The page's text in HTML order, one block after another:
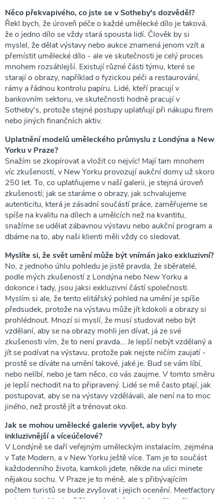
Něco překvapivého, co jste se v Sotheby's dozvěděl?
Řekl bych, že úroveň péče o každé umělecké dílo je taková,
že o jedno dílo se vždy stará spousta lidí. Člověk by si
myslel, že dělat výstavy nebo aukce znamená jenom vzít a
přemístit umělecké dílo - ale ve skutečnosti je celý proces
mnohem rozsáhlejší. Existují různé části týmu, které se
starají o obrazy, například o fyzickou péči a restaurování,
rámy a řádnou kontrolu papíru. Lidé, kteří pracují v
bankovním sektoru, ve skutečnosti hodně pracují v
Sotheby's, protože stejné postupy uplatňují při nákupu firem
nebo jiných finančních aktiv.
Uplatnění modelů uměleckého průmyslu z Londýna a New
Yorku v Praze?
Snažím se zkopírovat a vložit co nejvíc! Mají tam mnohem
víc zkušeností, v New Yorku provozují aukční domy už skoro
250 let. To, co uplatňujeme v naší galerii, je stejná úroveň
zkušeností; jak se staráme o obrazy, jak schvalujeme
autenticitu, která je zásadní součástí práce, zaměřujeme se
spíše na kvalitu na dílech a umělcích než na kvantitu,
snažíme se udělat zábavnou výstavu nebo aukční program a
dbáme na to, aby naši klienti měli vždy co sledovat.
Myslíte si, že svět umění může být vnímán jako exkluzivní?
No, z jednoho úhlu pohledu je jistě pravda, že sběratelé,
podle mých zkušeností z Londýna nebo New Yorku a
dokonce i tady, jsou jaksi exkluzivní částí společnosti.
Myslím si ale, že tento elitářský pohled na umění je spíše
předsudek, protože na výstavu může jít kdokoli a obrazy si
prohlédnout. Mnozí si myslí, že musí studovat nebo být
vzdělaní, aby se na obrazy mohli jen dívat, já ze své
zkušenosti vím, že to není pravda... Je lepší nebýt vzdělaný a
jít se podívat na výstavu, protože pak nejste ničím zaujatí -
prostě se díváte na umění takové, jaké je. Buď se vám líbí,
nebo nelíbí, nebo je tam něco, co vás zaujme. V tomto směru
je lepší nechodit na to připravený. Lidé se mě často ptají, jak
postupovat, aby se na výstavy vzdělávali, ale není na to moc
jiného, než prostě jít a trénovat oko.
Jak se mohou umělecké galerie vyvíjet, aby byly
inkluzivnější a víceúčelové?
V Londýně se daří veřejným uměleckým instalacím, zejména
v Tate Modern, a v New Yorku ještě více. Tam je to součást
každodenního života, kamkoli jdete, někde na ulici minete
nějakou sochu. V Praze je to méně, ale s přibývajícím
počtem turistů se bude zvyšovat i jejich ocenění. Meetfactory